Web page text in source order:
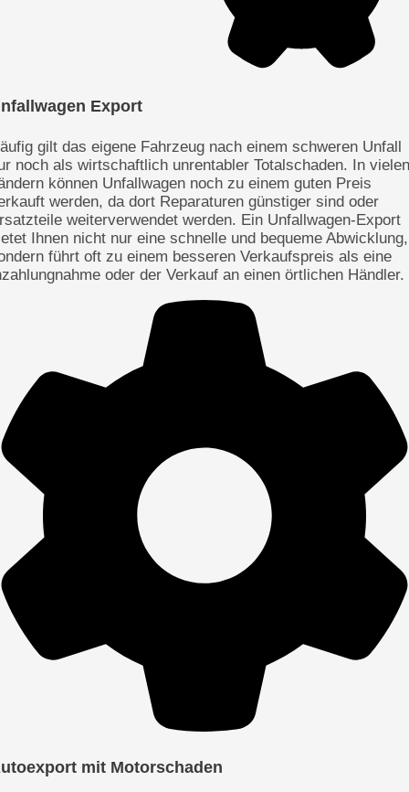
Export
gilt das eigene Fahrzeug nach einem schweren Unfall
noch als wirtschaftlich unrentabler Totalschaden. In vielen
können Unfallwagen noch zu einem guten Preis
werden, da dort Reparaturen günstiger sind oder
weiterverwendet werden. Ein Unfallwagen-Export
Ihnen nicht nur eine schnelle und bequeme Abwicklung,
führt oft zu einem besseren Verkaufspreis als eine
oder der Verkauf an einen örtlichen Händler.
mit Motorschaden